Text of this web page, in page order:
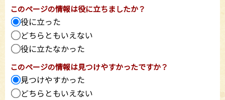
このページの情報は役に立ちましたか？
役に立った
どちらともいえない
役に立たなかった
このページの情報は見つけやすかったですか？
見つけやすかった
どちらともいえない